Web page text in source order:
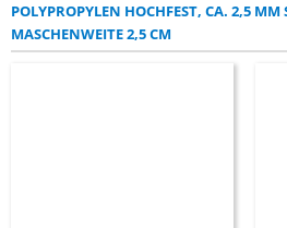
POLYPROPYLEN HOCHFEST, CA. 2,5
MASCHENWEITE 2,5 CM